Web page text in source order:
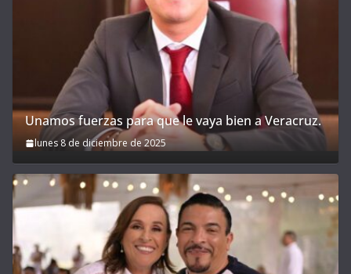
Unamos fuerzas para que le vaya bien a Veracruz.
lunes 8 de diciembre de 2025